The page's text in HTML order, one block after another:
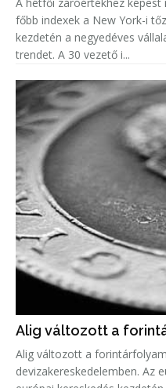
főbb indexek a New York-i
kezdetén a negyedéves
trendet. A 30 vezető i...
Alig változott a
Alig változott a
devizakereskedelemben. Az eurót délelőtt kilenc órakor, az